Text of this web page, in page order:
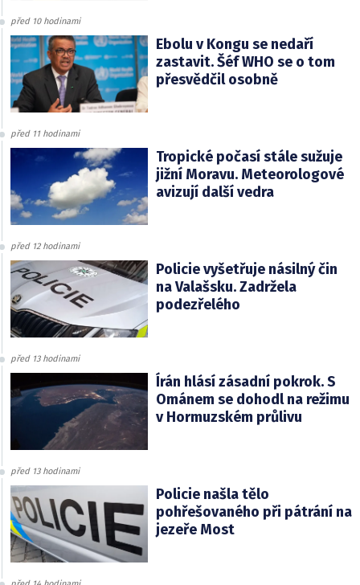
před 10 hodinami
Ebolu v Kongu se nedaří
zastavit. Šéf WHO se o tom
přesvědčil osobně
před 11 hodinami
Tropické počasí stále sužuje
jižní Moravu. Meteorologové
avizují další vedra
před 12 hodinami
Policie vyšetřuje násilný čin
na Valašsku. Zadržela
podezřelého
před 13 hodinami
Írán hlásí zásadní pokrok. S
Ománem se dohodl na režimu
v Hormuzském průlivu
před 13 hodinami
Policie našla tělo
pohřešovaného při pátrání na
jezeře Most